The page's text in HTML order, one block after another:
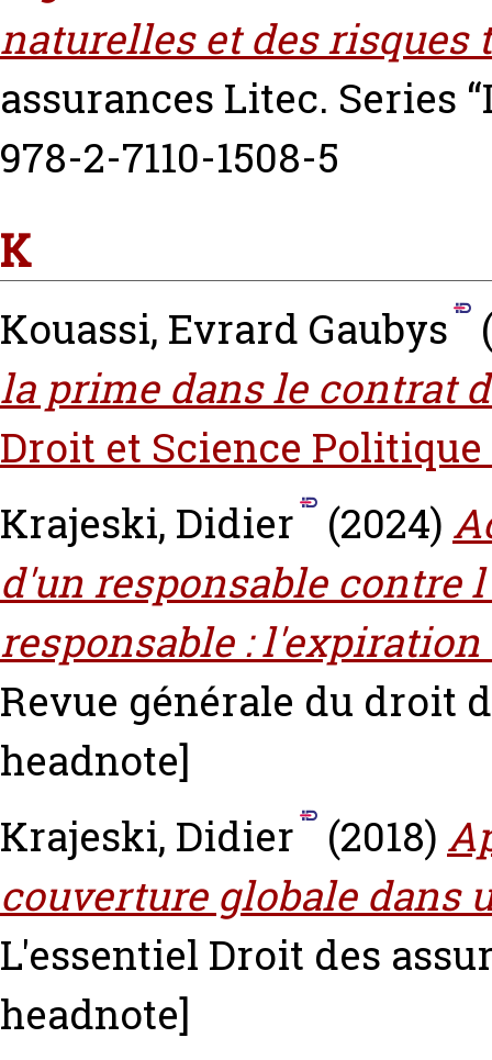
naturelles et des risques
assurances Litec. Series
978-2-7110-1508-5
K
Kouassi, Evrard Gaubys
la prime dans le contrat
Droit et Science Politique
Krajeski, Didier
(2024)
d'un responsable contre
responsable :
Revue générale du droit
headnote]
Krajeski, Didier
(2018)
couverture globale dans
L'essentiel Droit des
headnote]